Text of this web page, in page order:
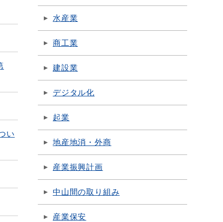
い
水産業
商工業
建設業
デジタル化
起業
地産地消・外商
産業振興計画
中山間の取り組み
産業保安